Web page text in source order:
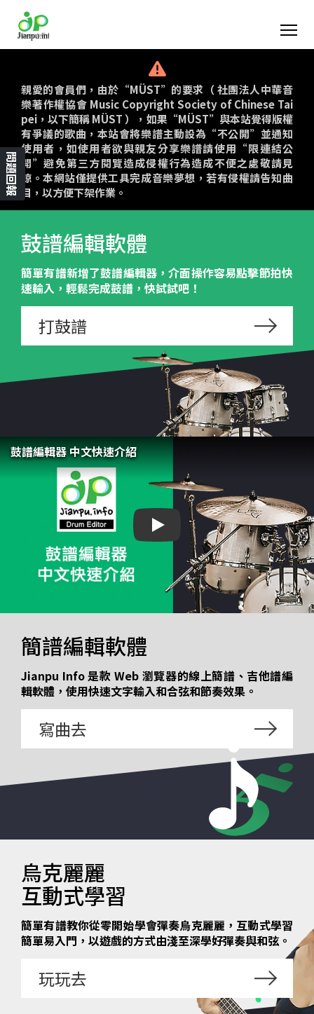
親愛的會員們，由於“MÜST”的要求（ 社團法人中華音
樂著作權協會 Music Copyright Society of Chinese Tai
pei，以下簡稱 MÜST ），如果“MÜST”與本站覺得版權
有爭議的歌曲，本站會將樂譜主動設為“不公開”並通知
使用者，如使用者欲與親友分享樂譜請使用“限連結公
開”避免第三方閱覽造成侵權行為造成不便之處敬請見
諒。本網站僅提供工具完成音樂夢想，若有侵權請告知曲
目，以方便下架作業。
鼓譜編輯軟體
簡單有譜新增了鼓譜編輯器，介面操作容易點擊節拍快
速輸入，輕鬆完成鼓譜，快試試吧！
打鼓譜
鼓譜編輯器 中文快速介紹
鼓譜編輯器 中文快速介紹
簡譜編輯軟體
Jianpu Info 是款 Web 瀏覽器的線上簡譜、吉他譜編
輯軟體，使用快速文字輸入和合弦和節奏效果。
寫曲去
烏克麗麗
互動式學習
簡單有譜教你從零開始學會彈奏烏克麗麗，互動式學習
簡單易入門，以遊戲的方式由淺至深學好彈奏與和弦。
玩玩去
問題回報